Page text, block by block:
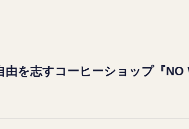
由を志すコーヒーショップ『